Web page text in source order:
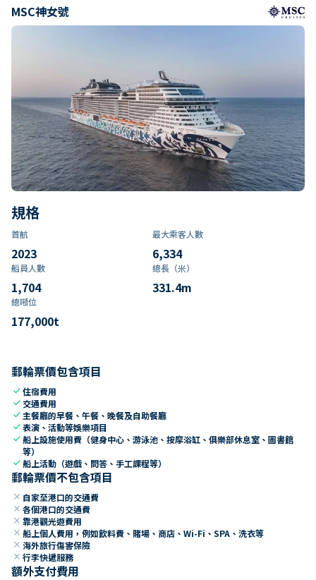
MSC神女號
規格
首航
2023
最大乘客人數
6,334
船員人數
1,704
總長（米）
331.4m
總噸位
177,000t
郵輪票價包含項目
check住宿費用
check 交通費用
check 主餐廳的早餐、午餐、晚餐及自助餐廳
check表演、活動等娛樂項目
check船上設施使用費（健身中心、游泳池、按摩浴缸、俱樂部休息室、圖書館
等）
check船上活動（遊戲、問答、手工課程等）
郵輪票價不包含項目
close 自家至港口的交通費
close 各個港口的交通費
close 靠港觀光遊費用
close 船上個人費用，例如飲料費、賭場、商店、Wi-Fi、SPA、洗衣等
close 海外旅行傷害保險
close 行李快遞服務
額外支付費用